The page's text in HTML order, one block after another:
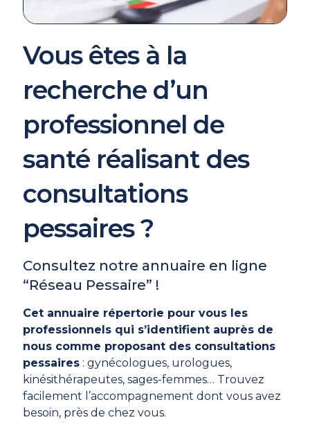
Vous êtes à la
recherche d’un
professionnel de
santé réalisant des
consultations
pessaires ?
Consultez notre annuaire en ligne
“Réseau Pessaire” !
Cet annuaire répertorie pour vous les
professionnels qui s’identifient auprès de
nous comme proposant des consultations
pessaires : gynécologues, urologues,
kinésithérapeutes, sages-femmes… Trouvez
facilement l’accompagnement dont vous avez
besoin, près de chez vous.